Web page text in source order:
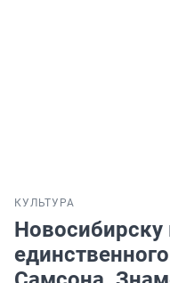
КУЛЬТУРА
Новосибирску